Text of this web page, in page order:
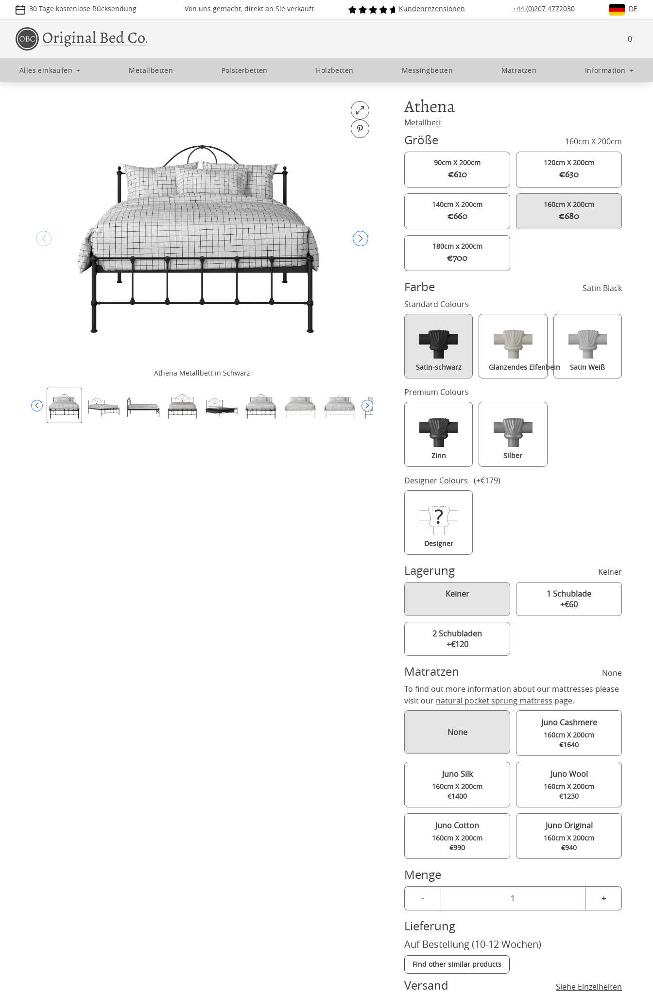
30 Tage kostenlose Rücksendung Von uns gemacht, direkt an Sie verkauft Kundenrezensionen +44 (0)207 4772030 DE
0
Alles einkaufen + Metallbetten Polsterbetten Holzbetten Messingbetten Matratzen Information +
Open fullscreen
Pin on Pinterest
Athena Metallbett in Schwarz Athena metallbett in schwarz mit Juno matratze
Athena
Metallbett
Größe 160cm X 200cm
90cm X 200cm
€610
120cm X 200cm
€630
140cm X 200cm
€660
160cm X 200cm
€680
180cm x 200cm
€700
Farbe
Satin Black
Standard Colours
Satin-schwarz Glänzendes Elfenbein Satin Weiß
Premium Colours
Zinn Silber
Designer Colours (+€179)
Designer
Lagerung Keiner
Keiner
1 Schublade
+€60
2 Schubladen
+€120
Matratzen
None
To find out more information about our mattresses please
visit our natural pocket sprung mattress page.
None
Juno Cashmere
160cm X 200cm
€1640
Juno Silk
160cm X 200cm
€1400
Juno Wool
160cm X 200cm
€1230
Juno Cotton
160cm X 200cm
€990
Juno Original
160cm X 200cm
€940
Menge
- +
Lieferung
Auf Bestellung (10-12 Wochen)
Find other similar products
Versand Siehe Einzelheiten